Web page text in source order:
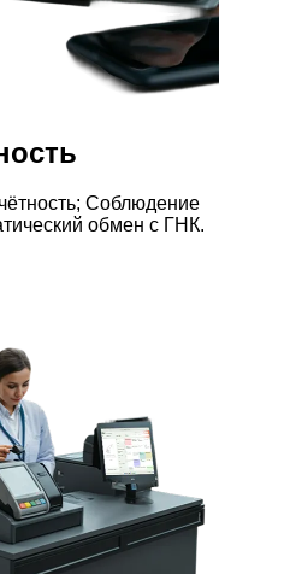
Соблюдение
обмен с ГНК.